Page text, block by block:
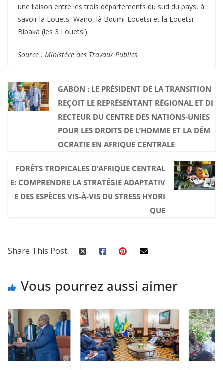
une liaison entre les trois départements du sud du pays, à
savoir la Louetsi-Wano, là Boumi-Louetsi et la Louetsi-
Bibaka (les 3 Louetsi).
Source : Ministère des Travaux Publics
GABON : LE PRÉSIDENT DE LA TRANSITION
REÇOIT LE REPRÉSENTANT RÉGIONAL ET DI
RECTEUR DU CENTRE DES NATIONS-UNIES
POUR LES DROITS DE L’HOMME ET LA DÉM
OCRATIE EN AFRIQUE CENTRALE
FORÊTS TROPICALES D’AFRIQUE CENTRAL
E: COMPRENDRE LA STRATÉGIE ADAPTATIV
E DES ESPÈCES VIS-À-VIS DU STRESS HYDRI
QUE
Share This Post:
Vous pourrez aussi aimer